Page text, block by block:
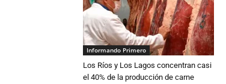
Informando Primero
Los Ríos y Los Lagos concentran casi
el 40% de la producción de carne